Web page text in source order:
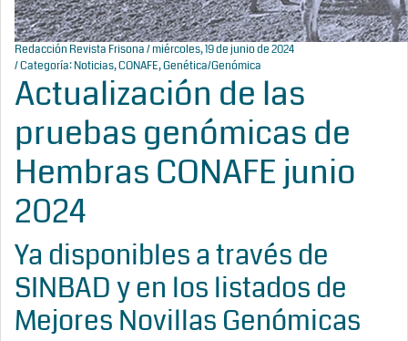
Redacción Revista Frisona/ miércoles, 19 de junio de 2024
/ Categoría:Noticias,CONAFE,Genética/Genómica
Actualización de las
pruebas genómicas de
Hembras CONAFE junio
2024
Ya disponibles a través de
SINBAD y en los listados de
Mejores Novillas Genómicas